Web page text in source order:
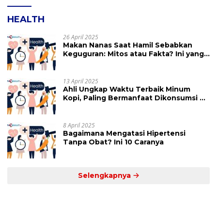
HEALTH
26 April 2025
Makan Nanas Saat Hamil Sebabkan
Keguguran: Mitos atau Fakta? Ini yang
13 April 2025
Ahli Ungkap Waktu Terbaik Minum
Kopi, Paling Bermanfaat Dikonsumsi di
8 April 2025
Bagaimana Mengatasi Hipertensi
Tanpa Obat? Ini 10 Caranya
Selengkapnya